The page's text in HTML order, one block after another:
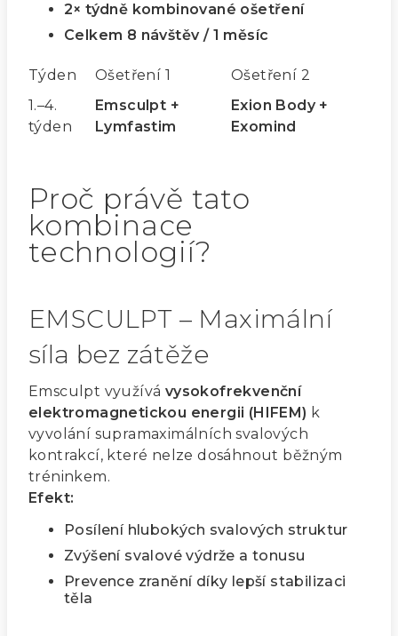
2× týdně kombinované ošetření
Celkem 8 návštěv / 1 měsíc
Týden Ošetření 1
Ošetření 2
1.–4.
týden
Emsculpt +
Lymfastim
Exion Body +
Exomind
Proč právě tato
kombinace
technologií?
EMSCULPT – Maximální
síla bez zátěže
Emsculpt využívá vysokofrekvenční
elektromagnetickou energii (HIFEM) k
vyvolání supramaximálních svalových
kontrakcí, které nelze dosáhnout běžným
tréninkem.
Efekt:
Posílení hlubokých svalových struktur
Zvýšení svalové výdrže a tonusu
Prevence zranění díky lepší stabilizaci
těla